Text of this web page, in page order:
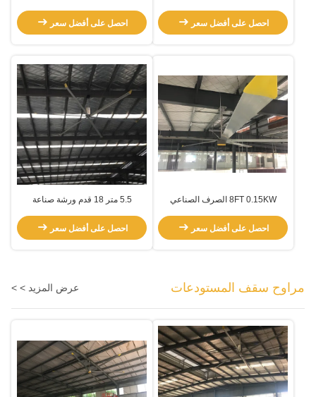
احصل على أفضل سعر
احصل على أفضل سعر
8FT 0.15KW الصرف الصناعي
احصل على أفضل سعر
5.5 متر 18 قدم ورشة صناعة
احصل على أفضل سعر
مراوح سقف المستودعات عرض المزيد > >